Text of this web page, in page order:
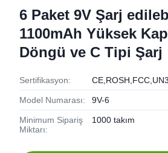
6 Paket 9V Şarj
1100mAh Yüksek
Döngü ve C Tipi Şarj
Sertifikasyon:
Model Numarası: 9V-6
Minimum Sipariş
Miktarı:
1000 takım